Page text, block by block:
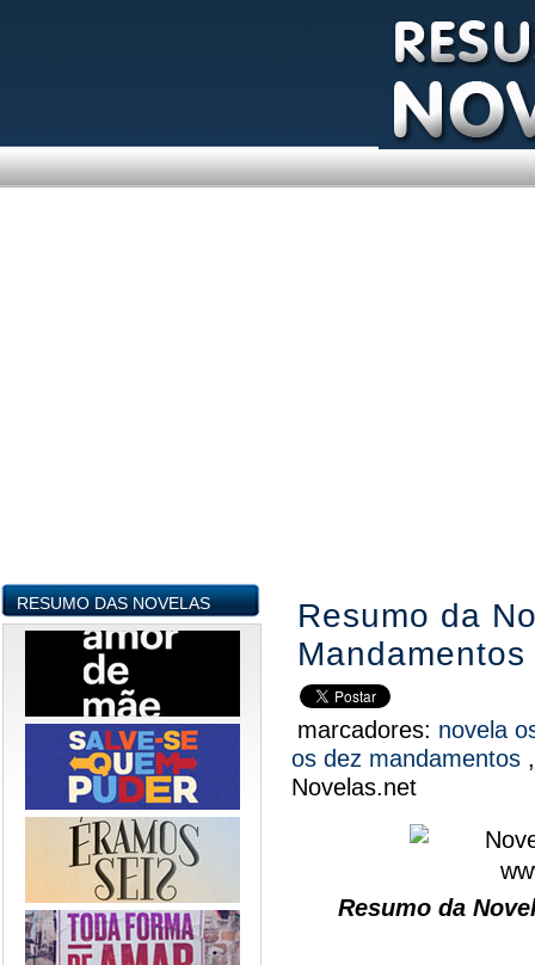
RESUMO DAS NOVELAS
Resumo da
marcadores: novela
os dez mandamentos
Novelas.net
Resumo da